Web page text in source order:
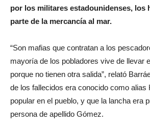
por los militares estadounidenses, los
parte de la mercancía al mar.
“Son mafias que contratan a los
mayoría de los pobladores vive de llevar
porque no tienen otra salida”, relató
de los fallecidos era conocido como alias
popular en el pueblo, y que la lancha era
persona de apellido Gómez.